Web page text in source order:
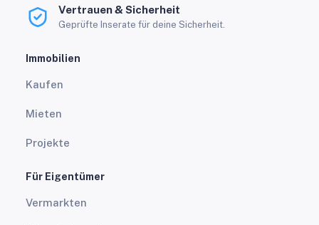
Vertrauen & Sicherheit
Geprüfte Inserate für deine Sicherheit.
Immobilien
Kaufen
Mieten
Projekte
Für Eigentümer
Vermarkten